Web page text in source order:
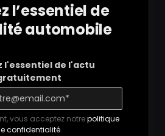
l’essentiel de
automobile
l'essentiel de l'actu
vous acceptez notrepolitique
confidentialité.